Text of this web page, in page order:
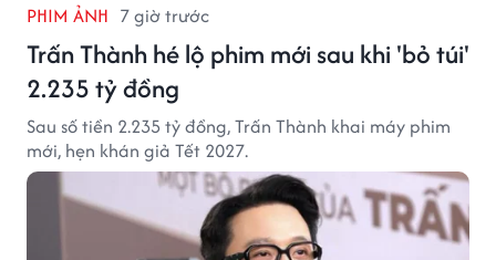
PHIM ẢNH 7 giờ trước
Trấn Thành hé lộ phim mới sau khi 'bỏ túi'
2.235 tỷ đồng
Sau số tiền 2.235 tỷ đồng, Trấn Thành khai máy phim
mới, hẹn khán giả Tết 2027.